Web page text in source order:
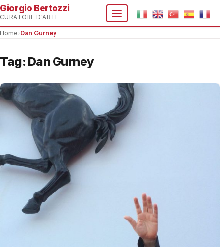
Giorgio Bertozzi
CURATORE D'ARTE
Home Dan Gurney
Tag: Dan Gurney